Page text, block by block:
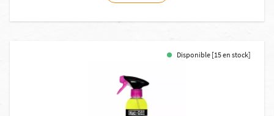
Disponible [15 en stock]